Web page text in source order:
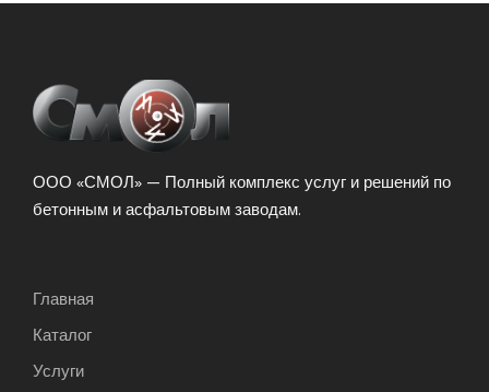
ООО «СМОЛ» — Полный комплекс услуг и решений по
бетонным и асфальтовым заводам.
Главная
Каталог
Услуги